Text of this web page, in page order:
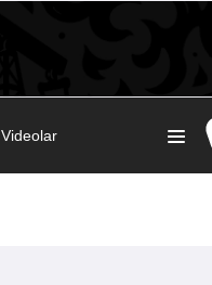
Videolar